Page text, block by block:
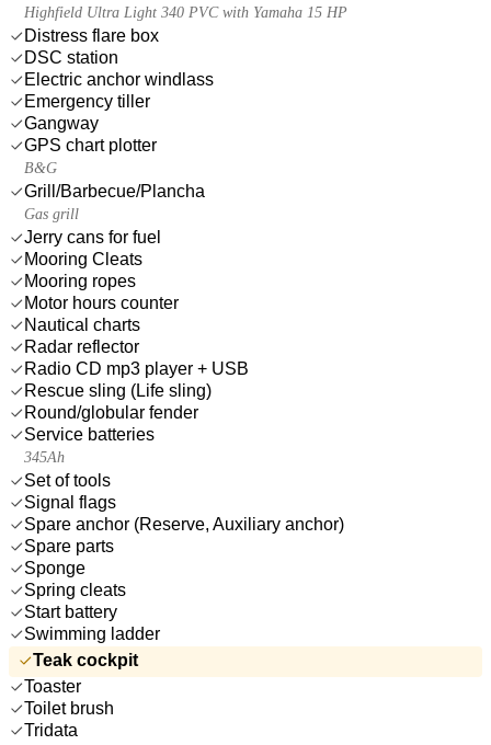
Highfield Ultra Light 340 PVC with Yamaha 15 HP
Distress flare box
DSC station
Electric anchor windlass
Emergency tiller
Gangway
GPS chart plotter
B&G
Grill/Barbecue/Plancha
Gas grill
Jerry cans for fuel
Mooring Cleats
Mooring ropes
Motor hours counter
Nautical charts
Radar reflector
Radio CD mp3 player + USB
Rescue sling (Life sling)
Round/globular fender
Service batteries
345Ah
Set of tools
Signal flags
Spare anchor (Reserve, Auxiliary anchor)
Spare parts
Sponge
Spring cleats
Start battery
Swimming ladder
Teak cockpit
Toaster
Toilet brush
Tridata